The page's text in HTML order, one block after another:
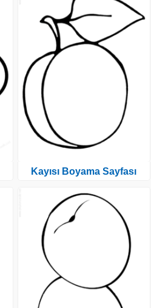
Kayısı Boyama Sayfası